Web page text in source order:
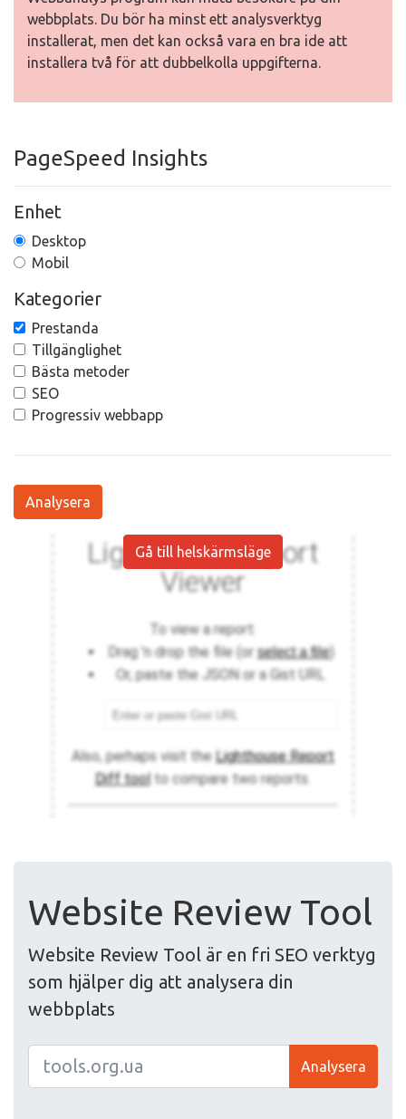
webbplats. Du bör ha minst ett analysverktyg
installerat, men det kan också vara en bra ide att
installera två för att dubbelkolla uppgifterna.
PageSpeed Insights
Enhet
Desktop
Mobil
Kategorier
Prestanda
Tillgänglighet
Bästa metoder
SEO
Progressiv webbapp
Analysera
Gå till helskärmsläge
Website Review Tool
Website Review Tool är en fri SEO verktyg
som hjälper dig att analysera din
webbplats
Analysera